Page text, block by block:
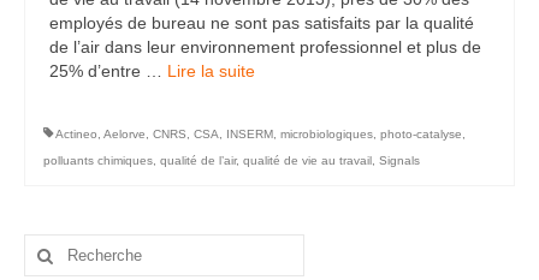
employés de bureau ne sont pas satisfaits par la qualité
de l’air dans leur environnement professionnel et plus de
25% d’entre … Lire la suite­­
Actineo Aelorve CNRS CSA INSERM microbiologiques photo-catalyse
polluants chimiques qualité de l’air, qualité de vie au travail Signals
Rechercher